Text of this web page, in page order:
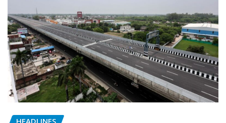
HEADLINES